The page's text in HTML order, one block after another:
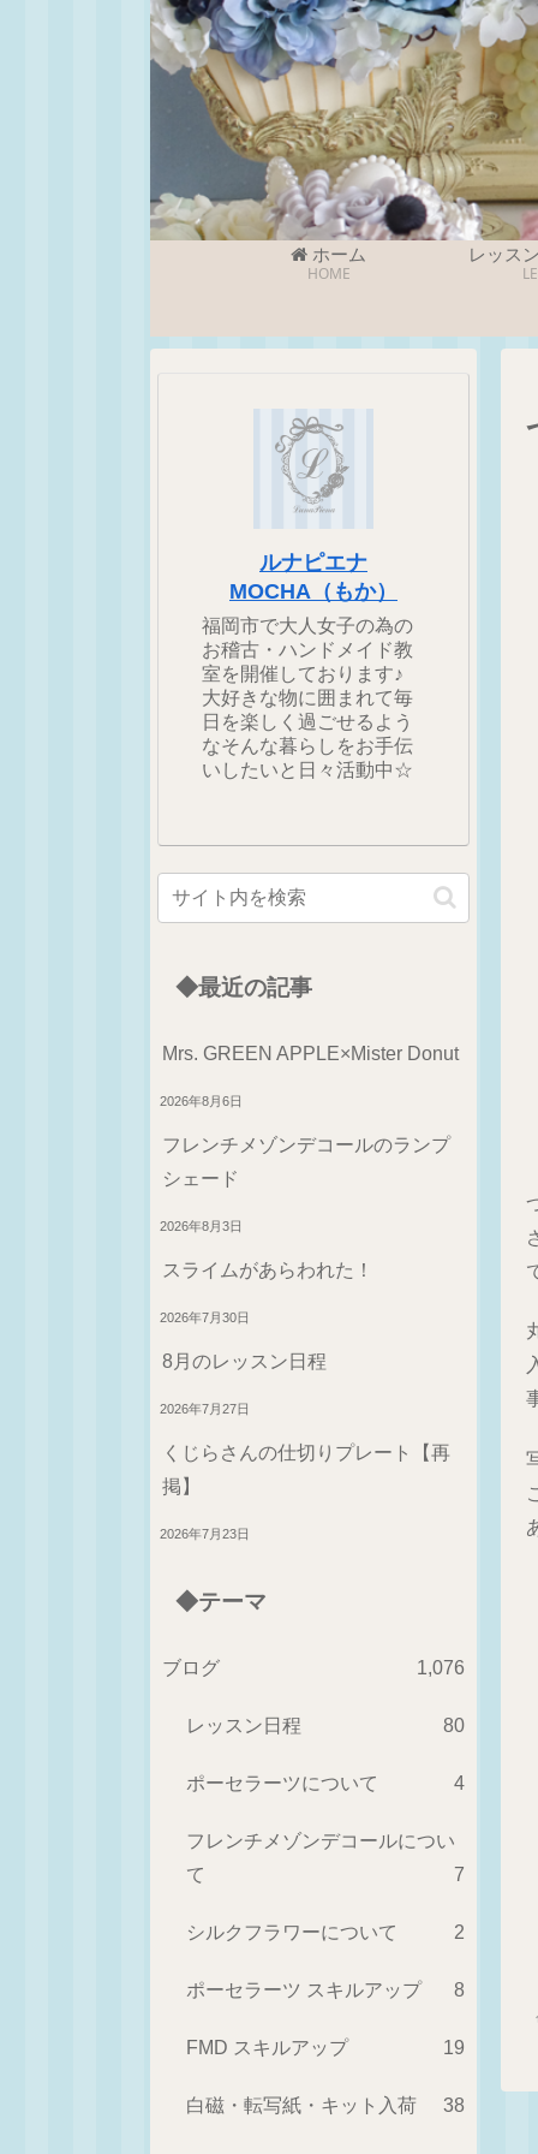
ホーム
HOME
レッス
ルナピエナ
MOCHA（もか）
福岡市で大人女子の為の
お稽古・ハンドメイド教
室を開催しております♪
大好きな物に囲まれて毎
日を楽しく過ごせるよう
なそんな暮らしをお手伝
いしたいと日々活動中☆
◆最近の記事
Mrs. GREEN APPLE×Mister Donut
2026年8月6日
フレンチメゾンデコールのランプ
シェード
2026年8月3日
スライムがあらわれた！
2026年7月30日
8月のレッスン日程
2026年7月27日
くじらさんの仕切りプレート【再
掲】
2026年7月23日
◆テーマ
ブログ 1,076
レッスン日程 80
ポーセラーツについて 4
フレンチメゾンデコールについ
て
7
シルクフラワーについて 2
ポーセラーツ スキルアップ 8
FMD スキルアップ 19
白磁・転写紙・キット入荷 38